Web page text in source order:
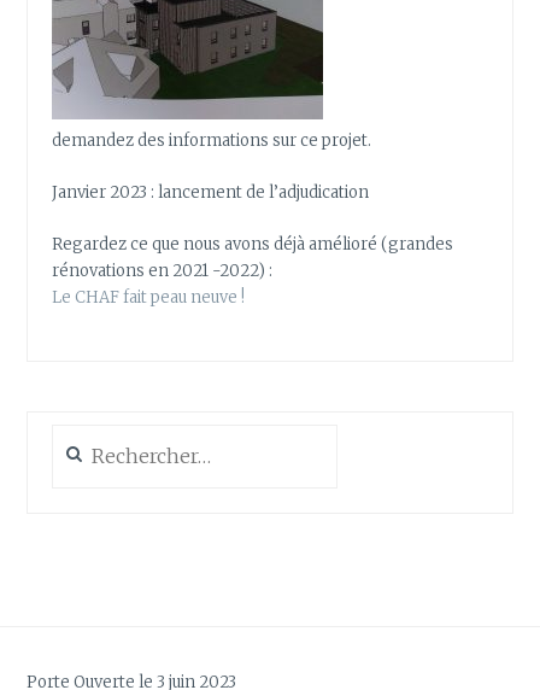
demandez des informations sur ce projet.
Janvier 2023 : lancement de l’adjudication
Regardez ce que nous avons déjà amélioré (grandes
rénovations en 2021 -2022) :
Le CHAF fait peau neuve !
Porte Ouverte le 3 juin 2023